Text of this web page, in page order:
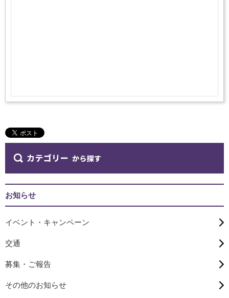
お知らせ
イベント・キャンペーン
交通
募集・ご報告
その他のお知らせ